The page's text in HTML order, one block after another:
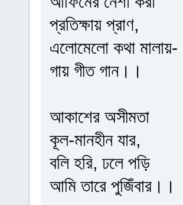
প্রতিক্ষায় প্রাণ,
এলোমেলো কথা মালায়-
গায় গীত গান।।
আকাশের অসীমতা
কূল-মানহীন যার,
বলি হরি, ঢলে পড়ি
আমি তারে পুজিঁবার।।